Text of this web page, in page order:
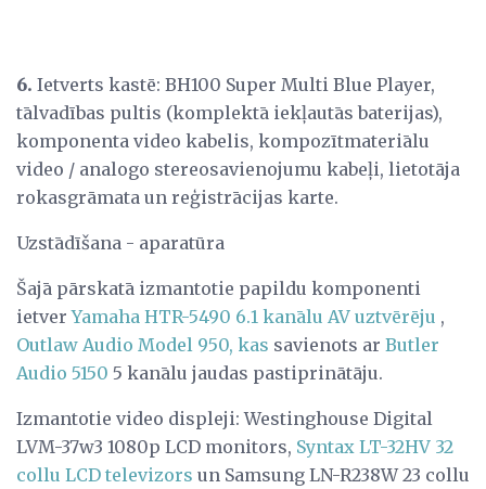
6. Ietverts kastē: BH100 Super Multi Blue Player,
tālvadības pultis (komplektā iekļautās baterijas),
komponenta video kabelis, kompozītmateriālu
video / analogo stereosavienojumu kabeļi, lietotāja
rokasgrāmata un reģistrācijas karte.
Uzstādīšana - aparatūra
Šajā pārskatā izmantotie papildu komponenti
ietverYamaha HTR-5490 6.1 kanālu AV uztvērēju ,
Outlaw Audio Model 950, kas savienots ar Butler
Audio 5150 5 kanālu jaudas pastiprinātāju.
Izmantotie video displeji: Westinghouse Digital
LVM-37w3 1080p LCD monitors, Syntax LT-32HV 32
collu LCD televizors un Samsung LN-R238W 23 collu